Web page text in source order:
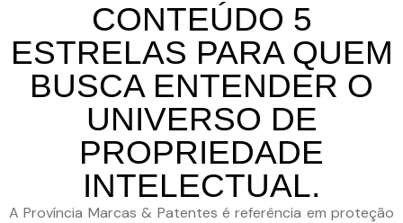
CONTEÚDO 5
ESTRELAS PARA QUEM
BUSCA ENTENDER O
UNIVERSO DE
PROPRIEDADE
INTELECTUAL.
A Província Marcas & Patentes é referência em proteção